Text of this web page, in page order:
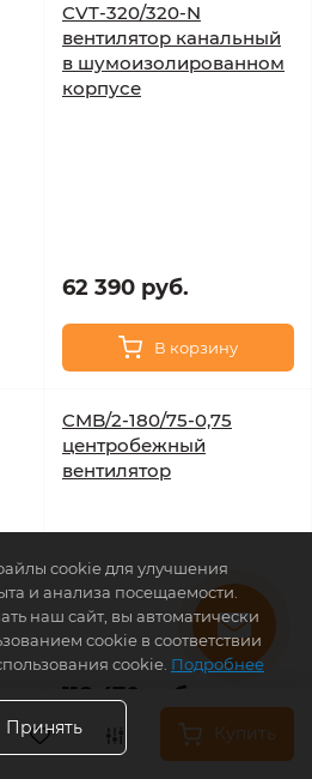
CVT-320/320-N
вентилятор канальный
в шумоизолированном
корпусе
62 390 руб.
В корзину
CMB/2-180/75-0,75
центробежный
вентилятор
118 470 руб.
В корзину
Купить
cookie для улучшения
и анализа посещаемости.
наш сайт, вы автоматически
cookie в соответствии
cookie. Подробнее
Принять